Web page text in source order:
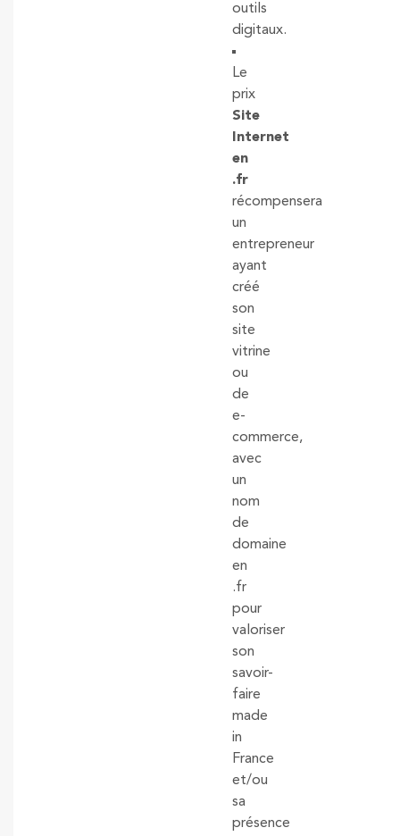
outils
digitaux.
Le
prix
Site
Internet
en
.fr
récompensera
un
entrepreneur
ayant
créé
son
site
vitrine
ou
de
e-
commerce,
avec
un
nom
de
domaine
en
.fr
pour
valoriser
son
savoir-
faire
made
in
France
et/ou
sa
présence